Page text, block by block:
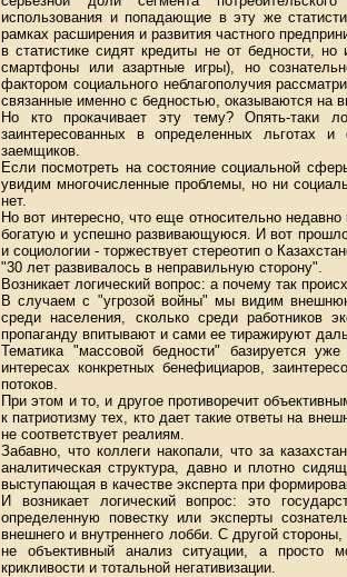
использования и попадающие в эту же
рамках расширения и развития частного
в статистике сидят кредиты не от бедности,
смартфоны или азартные игры), но
фактором социального неблагополучия
связанные именно с бедностью, оказываются на
Но кто прокачивает эту тему? Опять-таки
заинтересованных в определенных льготах
заемщиков.
Если посмотреть на состояние социальной
увидим многочисленные проблемы, но ни
нет.
Но вот интересно, что еще относительно
богатую и успешно развивающуюся. И вот
и социологии - торжествует стереотип о
"30 лет развивалось в неправильную сторону".
Возникает логический вопрос: а почему так
В случаем с "угрозой войны" мы видим
среди населения, сколько среди работников
пропаганду впитывают и сами ее тиражируют
Тематика "массовой бедности" базируется
интересах конкретных бенефициаров,
потоков.
При этом и то, и другое противоречит
к патриотизму тех, кто дает такие ответы на
не соответствует реалиям.
Забавно, что коллеги накопали, что за
аналитическая структура, давно и плотно
выступающая в качестве эксперта при
И возникает логический вопрос: это
определенную повестку или эксперты
внешнего и внутреннего лобби. С другой
не объективный анализ ситуации, а просто
крикливости и тотальной негативизации.